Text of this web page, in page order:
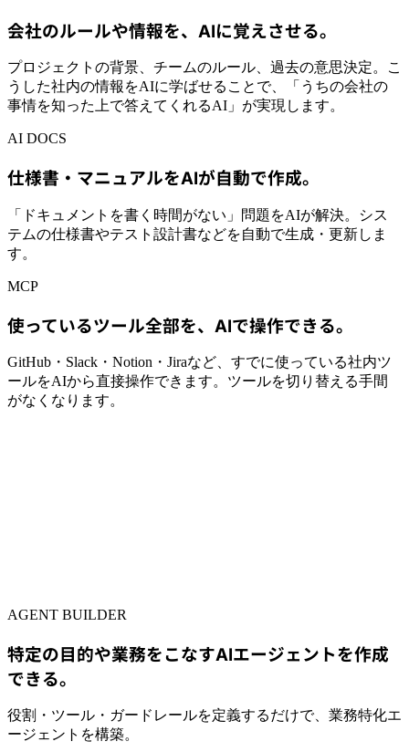
会社のルールや情報を、AIに覚えさせる。
プロジェクトの背景、チームのルール、過去の意思決定。こ
うした社内の情報をAIに学ばせることで、「うちの会社の
事情を知った上で答えてくれるAI」が実現します。
AI DOCS
仕様書・マニュアルをAIが自動で作成。
「ドキュメントを書く時間がない」問題をAIが解決。シス
テムの仕様書やテスト設計書などを自動で生成・更新しま
す。
MCP
使っているツール全部を、AIで操作できる。
GitHub・Slack・Notion・Jiraなど、すでに使っている社内ツ
ールをAIから直接操作できます。ツールを切り替える手間
がなくなります。
AGENT BUILDER
特定の目的や業務をこなすAIエージェントを作成
できる。
役割・ツール・ガードレールを定義するだけで、業務特化エ
ージェントを構築。